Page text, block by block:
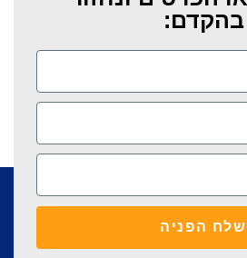
בהקדם:
שלח הפניה